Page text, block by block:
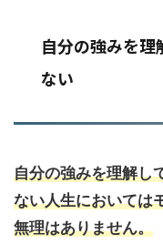
自分の強みを理
ない
自分の強みを理解し
ない人生においては
無理はありません。